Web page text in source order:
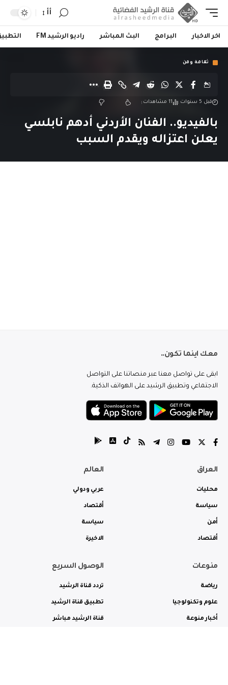
أأ
اخر الاخبار البرامج البث المباشر راديو الرشيد FM
ثقافة وفن
قبل 5 سنوات 11 مشاهدات
بالفيديو.. الفنان الأردني أدهم نابلسي
يعلن اعتزاله ويقدم السبب
معك اينما تكون..
ابقى على تواصل معنا عبر منصاتنا على التواصل
الاجتماعي وتطبيق الرشيد على الهواتف الذكية.
العراق
محليات
سياسة
أمن
أقتصاد
العالم
عربي ودولي
أقتصاد
سياسة
الاخيرة
منوعات
رياضة
علوم وتكنولوجيا
أخبار منوعة
الوصول السريع
تردد قناة الرشيد
تطبيق قناة الرشيد
قناة الرشيد مباشر